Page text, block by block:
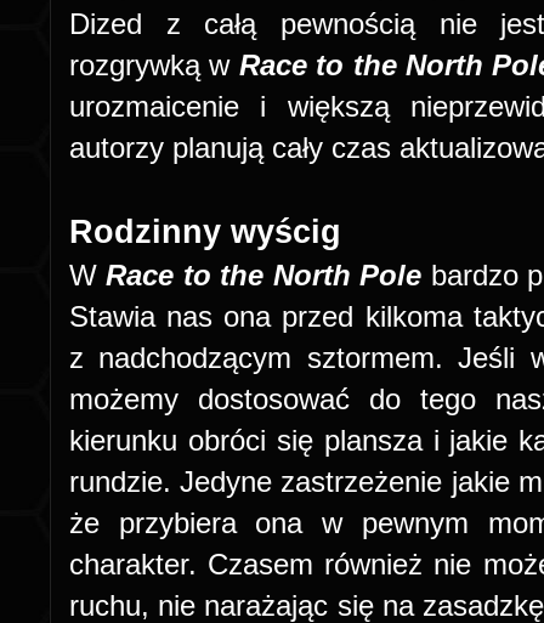
Dized z całą pewnością nie
rozgrywką w Race to the North
urozmaicenie i większą
autorzy planują cały czas
Rodzinny wyścig
WRace to the North Pole bardzo
Stawia nas ona przed kilkoma
z nadchodzącym sztormem. Jeśli
możemy dostosować do tego
kierunku obróci się plansza i jakie
rundzie. Jedyne zastrzeżenie jakie
że przybiera ona w pewnym
charakter. Czasem również nie
ruchu, nie narażając się na